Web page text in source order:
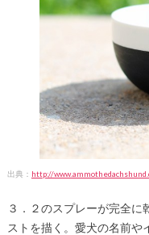
出典： http://
３．２のスプレーが完全に
ストを描く。愛犬の名前や